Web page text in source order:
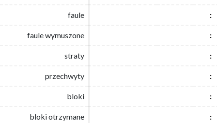
faule :
faule wymuszone :
straty :
przechwyty :
bloki :
bloki otrzymane :
faule :
faule wymuszone :
straty :
przechwyty :
bloki :
bloki otrzymane :